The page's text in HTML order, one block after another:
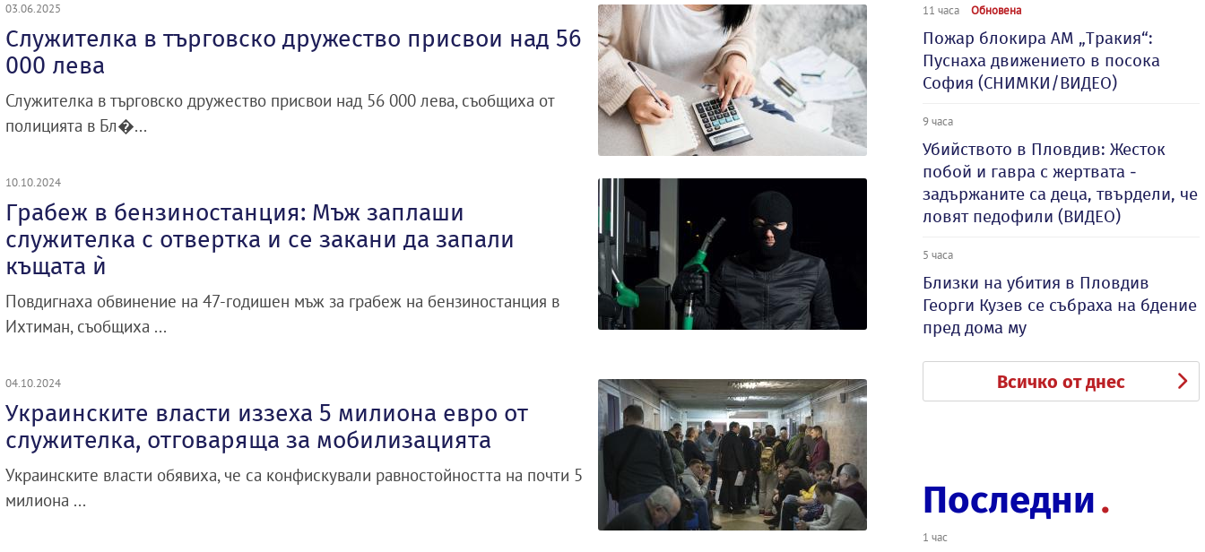
03.06.2025
Служителка в търговско дружество присвои над 56
000 лева
Служителка в търговско дружество присвои над 56 000 лева, съобщиха от
полицията в Бл�...
10.10.2024
Грабеж в бензиностанция: Мъж заплаши
служителка с отвертка и се закани да запали
къщата ѝ
Повдигнаха обвинение на 47-годишен мъж за грабеж на бензиностанция в
Ихтиман, съобщиха ...
04.10.2024
Украинските власти иззеха 5 милиона евро от
служителка, отговаряща за мобилизацията
Украинските власти обявиха, че са конфискували равностойността на почти 5
милиона ...
11 часа Обновена
Пожар блокира АМ „Тракия“:
Пуснаха движението в посока
София (СНИМКИ/ВИДЕО)
9 часа
Убийството в Пловдив: Жесток
побой и гавра с жертвата -
задържаните са деца, твърдели, че
ловят педофили (ВИДЕО)
5 часа
Близки на убития в Пловдив
Георги Кузев се събраха на бдение
пред дома му
Всичко от днес
Последни
1 час